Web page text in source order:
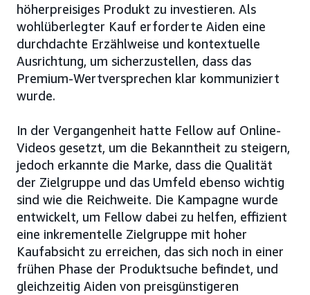
höherpreisiges Produkt zu investieren. Als
wohlüberlegter Kauf erforderte Aiden eine
durchdachte Erzählweise und kontextuelle
Ausrichtung, um sicherzustellen, dass das
Premium-Wertversprechen klar kommuniziert
wurde.
In der Vergangenheit hatte Fellow auf Online-
Videos gesetzt, um die Bekanntheit zu steigern,
jedoch erkannte die Marke, dass die Qualität
der Zielgruppe und das Umfeld ebenso wichtig
sind wie die Reichweite. Die Kampagne wurde
entwickelt, um Fellow dabei zu helfen, effizient
eine inkrementelle Zielgruppe mit hoher
Kaufabsicht zu erreichen, das sich noch in einer
frühen Phase der Produktsuche befindet, und
gleichzeitig Aiden von preisgünstigeren